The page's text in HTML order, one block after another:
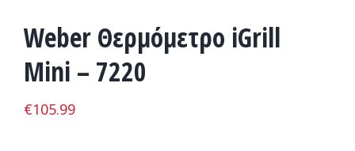
Weber Θερμόμετρο iGrill
Mini – 7220
€105.99